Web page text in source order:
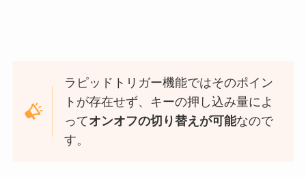
ラピッドトリガー機能ではそのポイン
トが存在せず、キーの押し込み量によ
ってオンオフの切り替えが可能なので
す。